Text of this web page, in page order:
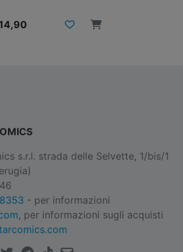
s.r.l. strada delle Selvette, 1/bis/1
- per informazioni
, per informazioni sugli acquisti